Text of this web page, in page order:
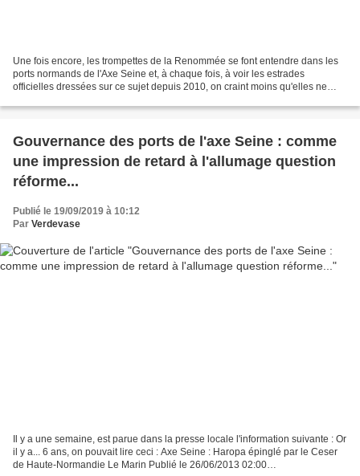
Une fois encore, les trompettes de la Renommée se font entendre dans les
ports normands de l'Axe Seine et, à chaque fois, à voir les estrades
officielles dressées sur ce sujet depuis 2010, on craint moins qu'elles ne
Gouvernance des ports de l'axe Seine : comme
une impression de retard à l'allumage question
réforme...
Publié le 19/09/2019 à 10:12
Par Verdevase
Il y a une semaine, est parue dans la presse locale l'information suivante : Or
il y a... 6 ans, on pouvait lire ceci : Axe Seine : Haropa épinglé par le Ceser
de Haute-Normandie Le Marin Publié le 26/06/2013 02:00